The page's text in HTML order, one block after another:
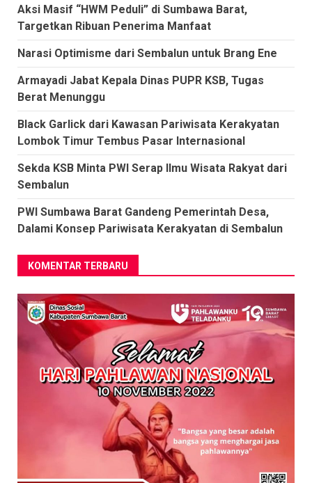
Aksi Masif “HWM Peduli” di Sumbawa Barat,
Targetkan Ribuan Penerima Manfaat
Narasi Optimisme dari Sembalun untuk Brang Ene
Armayadi Jabat Kepala Dinas PUPR KSB, Tugas
Berat Menunggu
Black Garlick dari Kawasan Pariwisata Kerakyatan
Lombok Timur Tembus Pasar Internasional
Sekda KSB Minta PWI Serap Ilmu Wisata Rakyat dari
Sembalun
PWI Sumbawa Barat Gandeng Pemerintah Desa,
Dalami Konsep Pariwisata Kerakyatan di Sembalun
KOMENTAR TERBARU